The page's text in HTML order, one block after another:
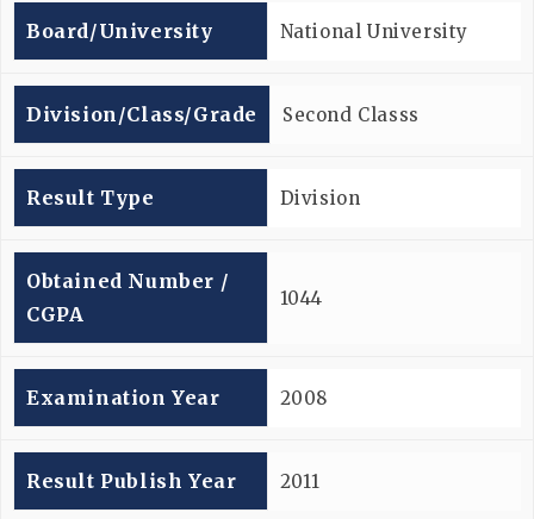
Board/university National University
Division/Class/Grade Second Classs
Result Type Division
Obtained Number /
CGPA
1044
Examination Year 2008
Result Publish Year 2011